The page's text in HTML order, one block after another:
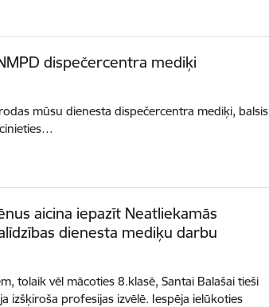
dispečercentra mediķi
mūsu dienesta dispečercentra mediķi, balsis
aicina iepazīt Neatliekamās
dienesta mediķu darbu
tolaik vēl mācoties 8.klasē, Santai Balašai tieši
izšķiroša profesijas izvēlē. Iespēja ielūkoties